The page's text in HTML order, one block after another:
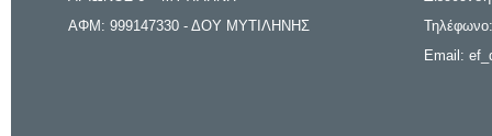
ΑΦΜ: 999147330 - ΔΟΥ ΜΥΤΙΛΗΝΗΣ
Email: